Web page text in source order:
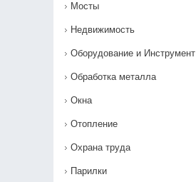
Мосты
Недвижимость
Оборудование и Инструмент
Обработка металла
Окна
Отопление
Охрана труда
Парилки